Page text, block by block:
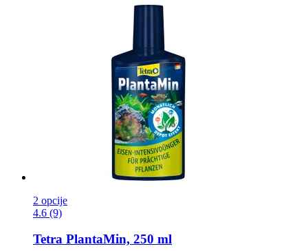
2 opcije
4.6 (9)
Tetra PlantaMin, 250 ml